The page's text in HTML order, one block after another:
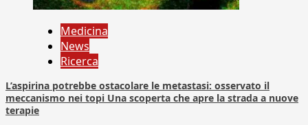
Medicina
News
Ricerca
L’aspirina potrebbe ostacolare le metastasi: osservato il
meccanismo nei topi Una scoperta che apre la strada a nuove
terapie